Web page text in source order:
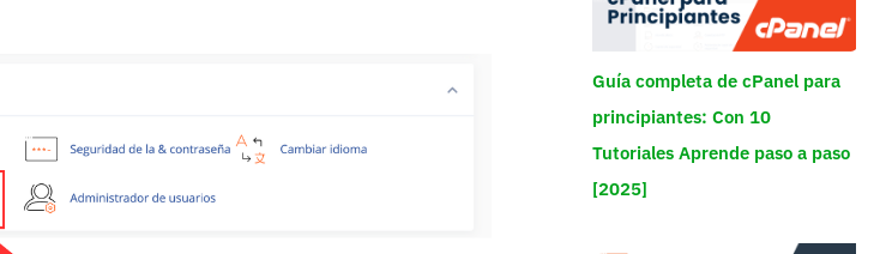
Guía completa de cPanel para
principiantes: Con 10
Tutoriales Aprende paso a paso
[2025]